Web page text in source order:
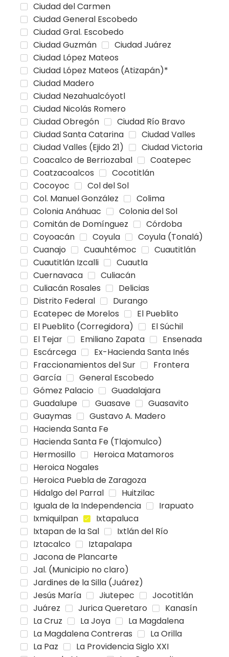
Ciudad del Carmen
Ciudad General Escobedo
Ciudad Gral. Escobedo
Ciudad Guzmán
Ciudad Juárez
Ciudad López Mateos
Ciudad López Mateos (Atizapán)*
Ciudad Madero
Ciudad Nezahualcóyotl
Ciudad Nicolás Romero
Ciudad Obregón
Ciudad Río Bravo
Ciudad Santa Catarina
Ciudad Valles
Ciudad Valles (Ejido 21)
Ciudad Victoria
Coacalco de Berriozabal
Coatepec
Coatzacoalcos
Cocotitlán
Cocoyoc
Col del Sol
Col. Manuel González
Colima
Colonia Anáhuac
Colonia del Sol
Comitán de Domínguez
Córdoba
Coyoacán
Coyula
Coyula (Tonalá)
Cuanajo
Cuauhtémoc
Cuautitlán
Cuautitlán Izcalli
Cuautla
Cuernavaca
Culiacán
Culiacán Rosales
Delicias
Distrito Federal
Durango
Ecatepec de Morelos
El Pueblito
El Pueblito (Corregidora)
El Súchil
El Tejar
Emiliano Zapata
Ensenada
Escárcega
Ex-Hacienda Santa Inés
Fraccionamientos del Sur
Frontera
García
General Escobedo
Gómez Palacio
Guadalajara
Guadalupe
Guasave
Guasavito
Guaymas
Gustavo A. Madero
Hacienda Santa Fe
Hacienda Santa Fe (Tlajomulco)
Hermosillo
Heroica Matamoros
Heroica Nogales
Heroica Puebla de Zaragoza
Hidalgo del Parral
Huitzilac
Iguala de la Independencia
Irapuato
Ixmiquilpan
Ixtapaluca
Ixtapan de la Sal
Ixtlán del Río
Iztacalco
Iztapalapa
Jacona de Plancarte
Jal. (Municipio no claro)
Jardines de la Silla (Juárez)
Jesús María
Jiutepec
Jocotitlán
Juárez
Jurica Queretaro
Kanasín
La Cruz
La Joya
La Magdalena
La Magdalena Contreras
La Orilla
La Paz
La Providencia Siglo XXI